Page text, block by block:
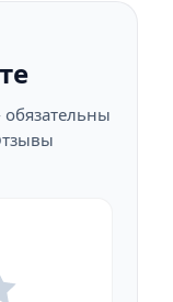
обязательны